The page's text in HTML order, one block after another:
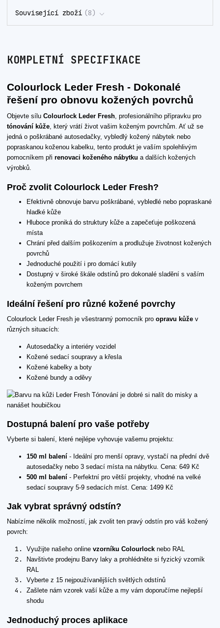
Související zboží 8
KOMPLETNÍ SPECIFIKACE
Colourlock Leder Fresh - Dokonalé
řešení pro obnovu kožených povrchů
Objevte sílu Colourlock Leder Fresh, profesionálního přípravku pro
tónování kůže, který vrátí život vašim koženým povrchům. Ať už se
jedná o poškrábané autosedačky, vybledlý kožený nábytek nebo
popraskanou koženou kabelku, tento produkt je vaším spolehlivým
pomocníkem při renovaci koženého nábytku a dalších kožených
výrobků.
Proč zvolit Colourlock Leder Fresh?
Efektivně obnovuje barvu poškrábané, vybledlé nebo popraskané
hladké kůže
Hluboce proniká do struktury kůže a zapečeťuje poškozená
místa
Chrání před dalším poškozením a prodlužuje životnost kožených
povrchů
Jednoduché použití i pro domácí kutily
Dostupný v široké škále odstínů pro dokonalé sladění s vaším
koženým povrchem
Ideální řešení pro různé kožené povrchy
Colourlock Leder Fresh je všestranný pomocník pro opravu kůže v
různých situacích:
Autosedačky a interiéry vozidel
Kožené sedací soupravy a křesla
Kožené kabelky a boty
Kožené bundy a oděvy
Dostupná balení pro vaše potřeby
Vyberte si balení, které nejlépe vyhovuje vašemu projektu:
150 ml balení - Ideální pro menší opravy, vystačí na přední dvě
autosedačky nebo 3 sedací místa na nábytku. Cena: 649 Kč
500 ml balení - Perfektní pro větší projekty, vhodné na velké
sedací soupravy 5-9 sedacích míst. Cena: 1499 Kč
Jak vybrat správný odstín?
Nabízíme několik možností, jak zvolit ten pravý odstín pro váš kožený
povrch:
Využijte našeho online vzorníku Colourlock nebo RAL
Navštivte prodejnu Barvy laky a prohlédněte si fyzický vzorník
RAL
Vyberte z 15 nejpoužívanějších světlých odstínů
Zašlete nám vzorek vaší kůže a my vám doporučíme nejlepší
shodu
Jednoduchý proces aplikace